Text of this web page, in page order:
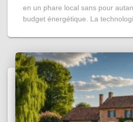
en un phare local sans pour
budget énergétique. La